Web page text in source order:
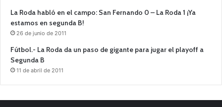
La Roda habló en el campo: San Fernando 0 – La Roda 1 ¡Ya
estamos en segunda B!
26 de junio de 2011
Fútbol.- La Roda da un paso de gigante para jugar el playoff a
Segunda B
11 de abril de 2011